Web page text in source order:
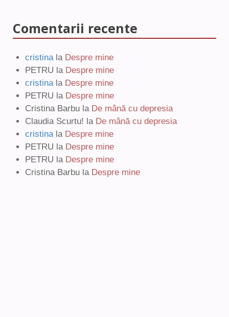
Comentarii recente
cristinala Despre mine
PETRU la Despre mine
cristinala Despre mine
PETRU la Despre mine
Cristina Barbu la De mână cu depresia
Claudia Scurtu! la De mână cu depresia
cristinala Despre mine
PETRU la Despre mine
PETRU la Despre mine
Cristina Barbu la Despre mine